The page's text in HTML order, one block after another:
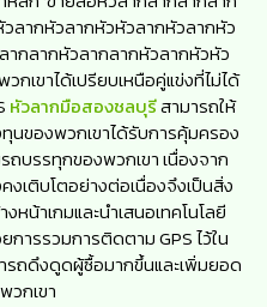
ลากหัวลากหัวหัวลากหัวลากหัว
กลากหัวลากลากหัวลากหัวหัว
กเขาได้เปรียบเหนือคู่แข่งที่ไม่ได้
หัวลากมือสองชลบุรีสามารถให้
นของพวกเขาได้รับการคุ้มครอง
ถบรรทุกของพวกเขา เนื่องจาก
เติบโตอย่างต่อเนื่องจึงเป็นสิ่ง
น้าเกมและนำเสนอเทคโนโลยี
ารรวมการติดตาม GPS ไว้ใน
รถดึงดูดผู้ซื้อมากขึ้นและเพิ่มยอด
วกเขา